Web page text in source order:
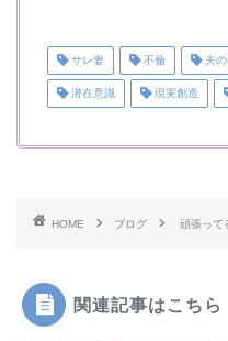
サレ妻 不倫 夫の
潜在意識 現実創造
HOME ブログ 頑張って
関連記事はこちら